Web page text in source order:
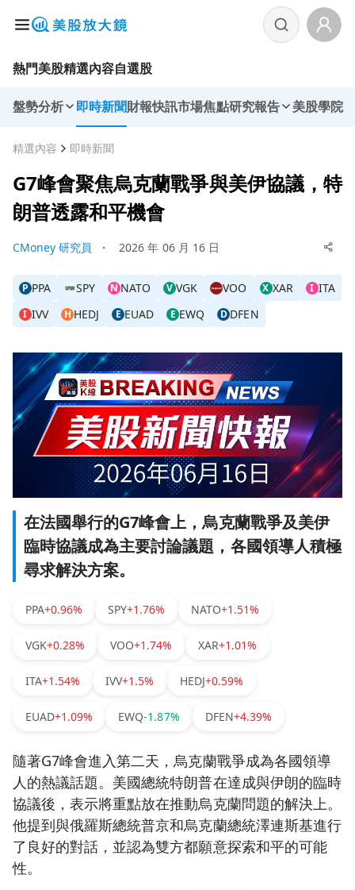
熱門美股精選內容自選股
盤勢分析 即時新聞財報快訊市場焦點研究報告 美股學院
精選內容 即時新聞
G7峰會聚焦烏克蘭戰爭與美伊協議，特
朗普透露和平機會
CMoney 研究員 ・ 2026 年 06 月 16 日
P PPA SPY N NATO V VGK VOO X XAR I ITA
I IVV H HEDJ E EUAD E EWQ D DFEN
在法國舉行的G7峰會上，烏克蘭戰爭及美伊
臨時協議成為主要討論議題，各國領導人積極
尋求解決方案。
PPA+0.96% SPY+1.76% NATO+1.51%
VGK+0.28% VOO+1.74% XAR+1.01%
ITA+1.54% IVV+1.5% HEDJ+0.59%
EUAD+1.09% EWQ-1.87% DFEN+4.39%
隨著G7峰會進入第二天，烏克蘭戰爭成為各國領導
人的熱議話題。美國總統特朗普在達成與伊朗的臨時
協議後，表示將重點放在推動烏克蘭問題的解決上。
他提到與俄羅斯總統普京和烏克蘭總統澤連斯基進行
了良好的對話，並認為雙方都願意探索和平的可能
性。